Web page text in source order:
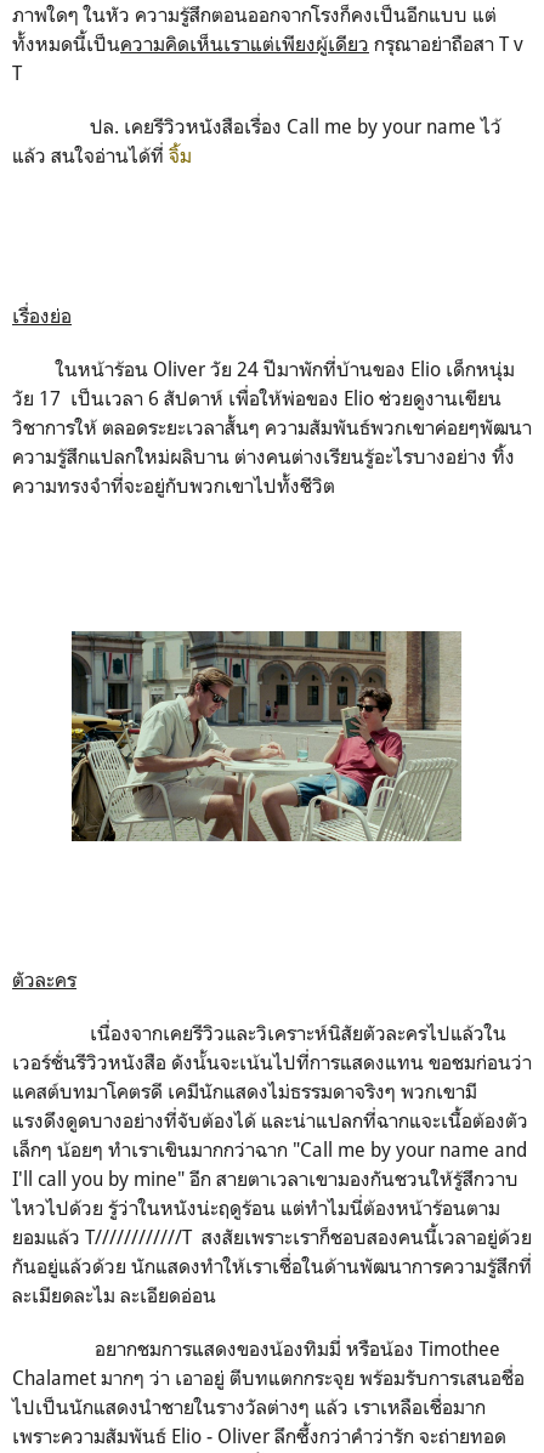
ภาพใดๆ ในหัว ความรู้สึกตอนออกจากโรงก็คงเป็นอีกแบบ แต่
ทั้งหมดนี้เป็นความคิดเห็นเราแต่เพียงผู้เดียว กรุณาอย่าถือสา T v
T
ปล. เคยรีวิวหนังสือเรื่อง Call me by your name ไว้
แล้ว สนใจอ่านได้ที่ จิ้ม
เรื่องย่อ
ในหน้าร้อน Oliver วัย 24 ปีมาพักที่บ้านของ Elio เด็กหนุ่ม
วัย 17 เป็นเวลา 6 สัปดาห์ เพื่อให้พ่อของ Elio ช่วยดูงานเขียน
วิชาการให้ ตลอดระยะเวลาสั้นๆ ความสัมพันธ์พวกเขาค่อยๆพัฒนา
ความรู้สึกแปลกใหม่ผลิบาน ต่างคนต่างเรียนรู้อะไรบางอย่าง ทิ้ง
ความทรงจำที่จะอยู่กับพวกเขาไปทั้งชีวิต
ตัวละคร
เนื่องจากเคยรีวิวและวิเคราะห์นิสัยตัวละครไปแล้วใน
เวอร์ชั่นรีวิวหนังสือ ดังน้้นจะเน้นไปที่การแสดงแทน ขอชมก่อนว่า
แคสต์บทมาโคตรดี เคมีนักแสดงไม่ธรรมดาจริงๆ พวกเขามี
แรงดึงดูดบางอย่างที่จับต้องได้ และน่าแปลกที่ฉากแจะเนื้อต้องตัว
เล็กๆ น้อยๆ ทำเราเขินมากกว่าฉาก "Call me by your name and
I'll call you by mine" อีก สายตาเวลาเขามองกันชวนให้รู้สึกวาบ
ไหวไปด้วย รู้ว่าในหนังน่ะฤดูร้อน แต่ทำไมนี่ต้องหน้าร้อนตาม
ยอมแล้ว T////////////T สงสัยเพราะเราก็ชอบสองคนนี้เวลาอยู่ด้วย
กันอยู่แล้วด้วย นักแสดงทำให้เราเชื่อในด้านพัฒนาการความรู้สึกที่
ละเมียดละไม ละเอียดอ่อน
อยากชมการแสดงของน้องทิมมี่ หรือน้อง Timothee
Chalamet มากๆ ว่า เอาอยู่ ตีบทแตกกระจุย พร้อมรับการเสนอชื่อ
ไปเป็นนักแสดงนำชายในรางวัลต่างๆ แล้ว เราเหลือเชื่อมาก
เพราะความสัมพันธ์ Elio - Oliver ลึกซึ้งกว่าคำว่ารัก จะถ่ายทอด